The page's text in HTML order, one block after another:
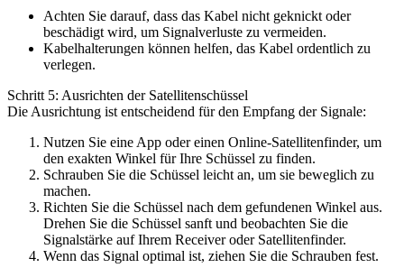
Achten Sie darauf, dass das Kabel nicht geknickt oder
beschädigt wird, um Signalverluste zu vermeiden.
Kabelhalterungen können helfen, das Kabel ordentlich zu
verlegen.
Schritt 5: Ausrichten der Satellitenschüssel
Die Ausrichtung ist entscheidend für den Empfang der Signale:
Nutzen Sie eine App oder einen Online-Satellitenfinder, um
den exakten Winkel für Ihre Schüssel zu finden.
Schrauben Sie die Schüssel leicht an, um sie beweglich zu
machen.
Richten Sie die Schüssel nach dem gefundenen Winkel aus.
Drehen Sie die Schüssel sanft und beobachten Sie die
Signalstärke auf Ihrem Receiver oder Satellitenfinder.
Wenn das Signal optimal ist, ziehen Sie die Schrauben fest.